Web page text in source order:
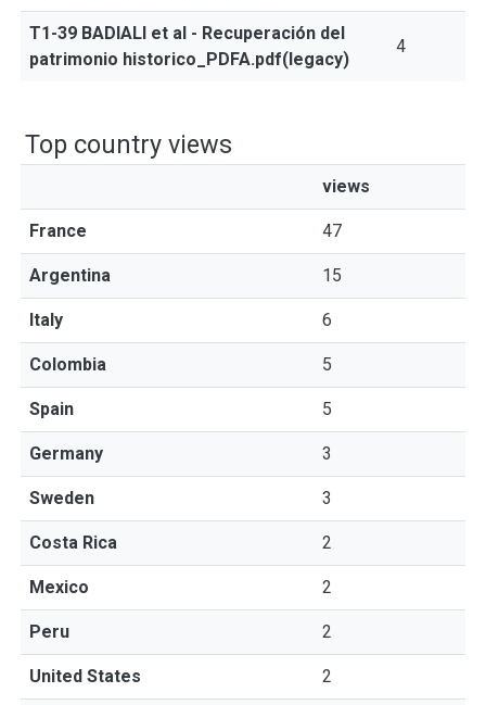
T1-39 BADIALI et al - Recuperación del
patrimonio historico_PDFA.pdf(legacy)
4
Top country views
views
France 47
Argentina 15
Italy 6
Colombia 5
Spain 5
Germany 3
Sweden 3
Costa Rica 2
Mexico 2
Peru 2
United States 2